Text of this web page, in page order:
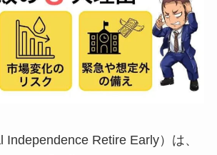
Independence Retire Early）は、